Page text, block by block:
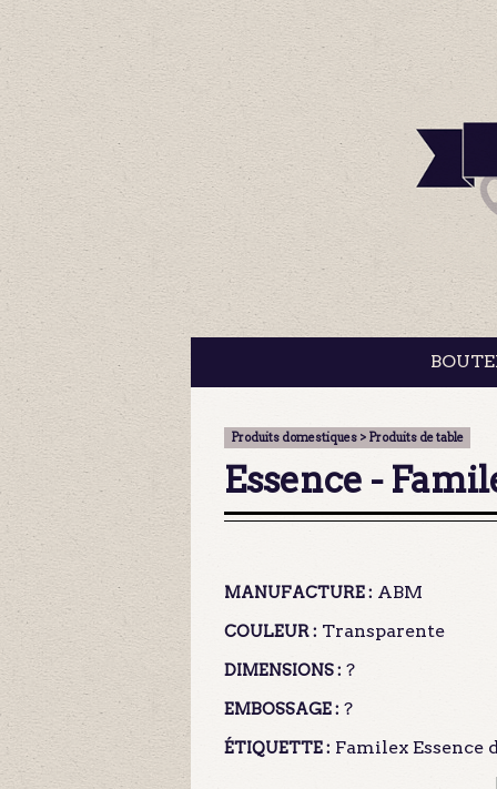
Produits domestiques > Produits de table
Essence -
MANUFACTURE : ABM
COULEUR : Transparente
DIMENSIONS : ?
EMBOSSAGE : ?
ÉTIQUETTE : Familex Essence